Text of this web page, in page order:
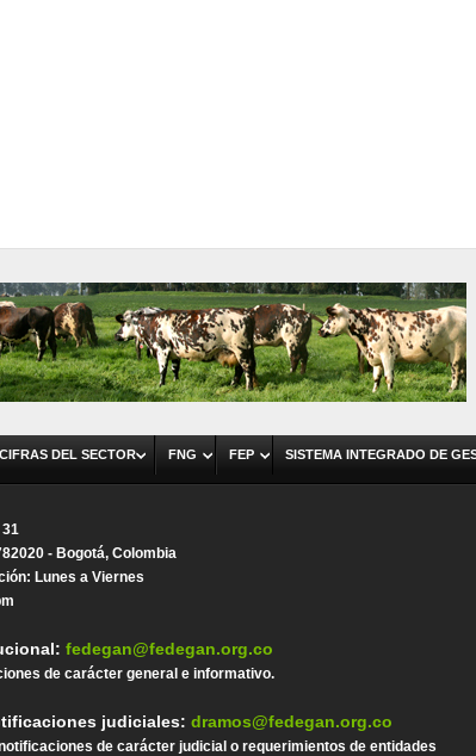
CIFRAS DEL SECTOR FNG FEP SISTEMA INTEGRADO DE
- Bogotá, Colombia
Lunes a Viernes
fedegan@fedegan.org.co
de carácter general e informativo.
judiciales:dramos@fedegan.org.co
de carácter judicial o requerimientos de entidades